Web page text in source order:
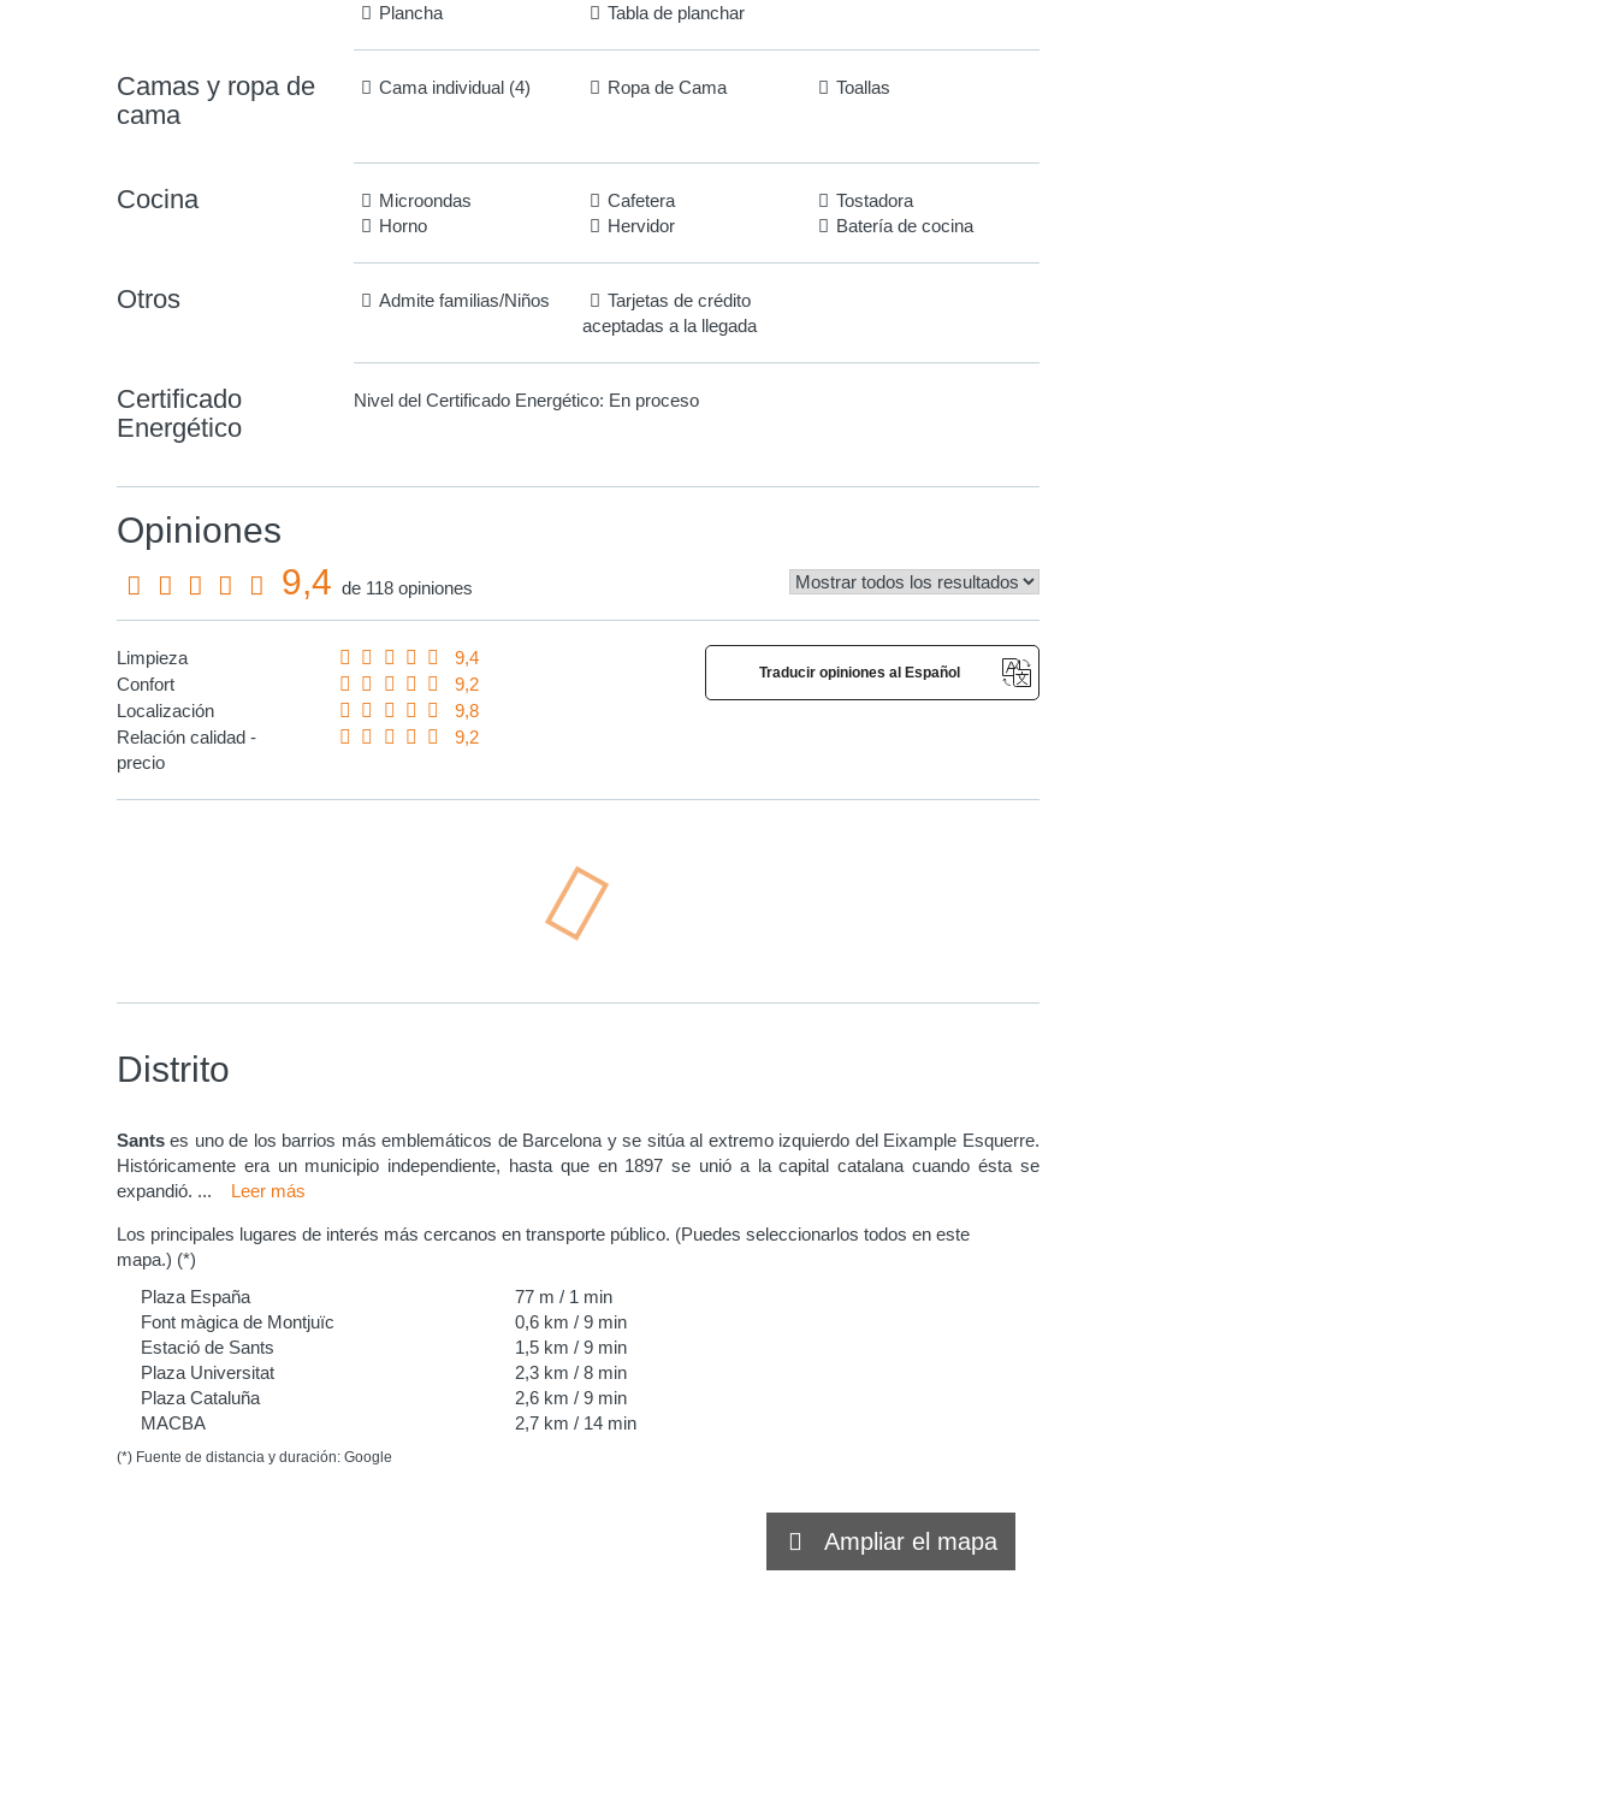
Plancha
Tabla de planchar
Camas y ropa de
cama
Cama individual (4) Ropa de Cama Toallas
Cocina Microondas Cafetera
Tostadora
Horno
Hervidor Batería de cocina
Otros Admite familias/Niños
Tarjetas de crédito
aceptadas a la llegada
Certificado
Energético
Nivel del Certificado Energético: En proceso
Opiniones
9,4 de 118 opiniones
Limpieza
9,4
Confort
9,2
Localización
9,8
Relación calidad -
precio
9,2
Traducir opiniones al Español
Distrito
Sants es uno de los barrios más emblemáticos de Barcelona y se sitúa al extremo izquierdo del Eixample Esquerre.
Históricamente era un municipio independiente, hasta que en 1897 se unió a la capital catalana cuando ésta se
expandió. ... Leer más
Los principales lugares de interés más cercanos en transporte público. (Puedes seleccionarlos todos en este
mapa.) (*)
Plaza España
77 m / 1 min
Font màgica de Montjuïc
0,6 km / 9 min
Estació de Sants
1,5 km / 9 min
Plaza Universitat
2,3 km / 8 min
Plaza Cataluña
2,6 km / 9 min
MACBA
2,7 km / 14 min
(*) Fuente de distancia y duración: Google
Ampliar el mapa